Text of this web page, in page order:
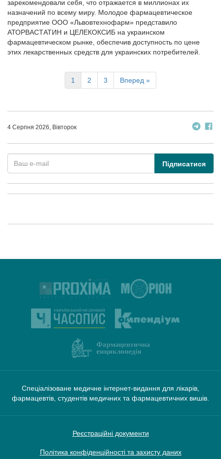
зарекомендовали себя, что отражается в миллионах их
назначений по всему миру. Молодое фармацевтическое
предприятие ООО «Львовтехнофарм» представило
АТОРВАСТАТИН и ЦЕЛЕКОКСИБ на украинском
фармацевтическом рынке, обеспечив доступность по цене
этих лекарственных средств для украинских потребителей.
1 2 3 Вперед »
4 Серпня 2026, Вівторок
Підписатися
Спеціалізоване медичне інтернет-видання для лікарів,
фармацевтів, студентів медичних та фармацевтичних вишів.
Реєстраційні документи
Політика конфіденційності та захисту даних